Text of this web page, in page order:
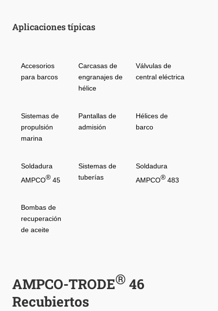
Aplicaciones típicas
Accesorios
para barcos
Carcasas de
engranajes de
hélice
Válvulas de
central eléctrica
Sistemas de
propulsión
marina
Pantallas de
admisión
Hélices de
barco
Soldadura
AMPCO® 45
Sistemas de
tuberías
Soldadura
AMPCO® 483
Bombas de
recuperación
de aceite
AMPCO-TRODE®46
Recubiertos